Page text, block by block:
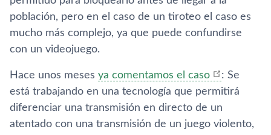
población, pero en el caso de un tiroteo el caso es
mucho más complejo, ya que puede confundirse
con un videojuego.
Hace unos meses ya comentamos el caso
: Se
está trabajando en una tecnología que permitirá
diferenciar una transmisión en directo de un
atentado con una transmisión de un juego violento,